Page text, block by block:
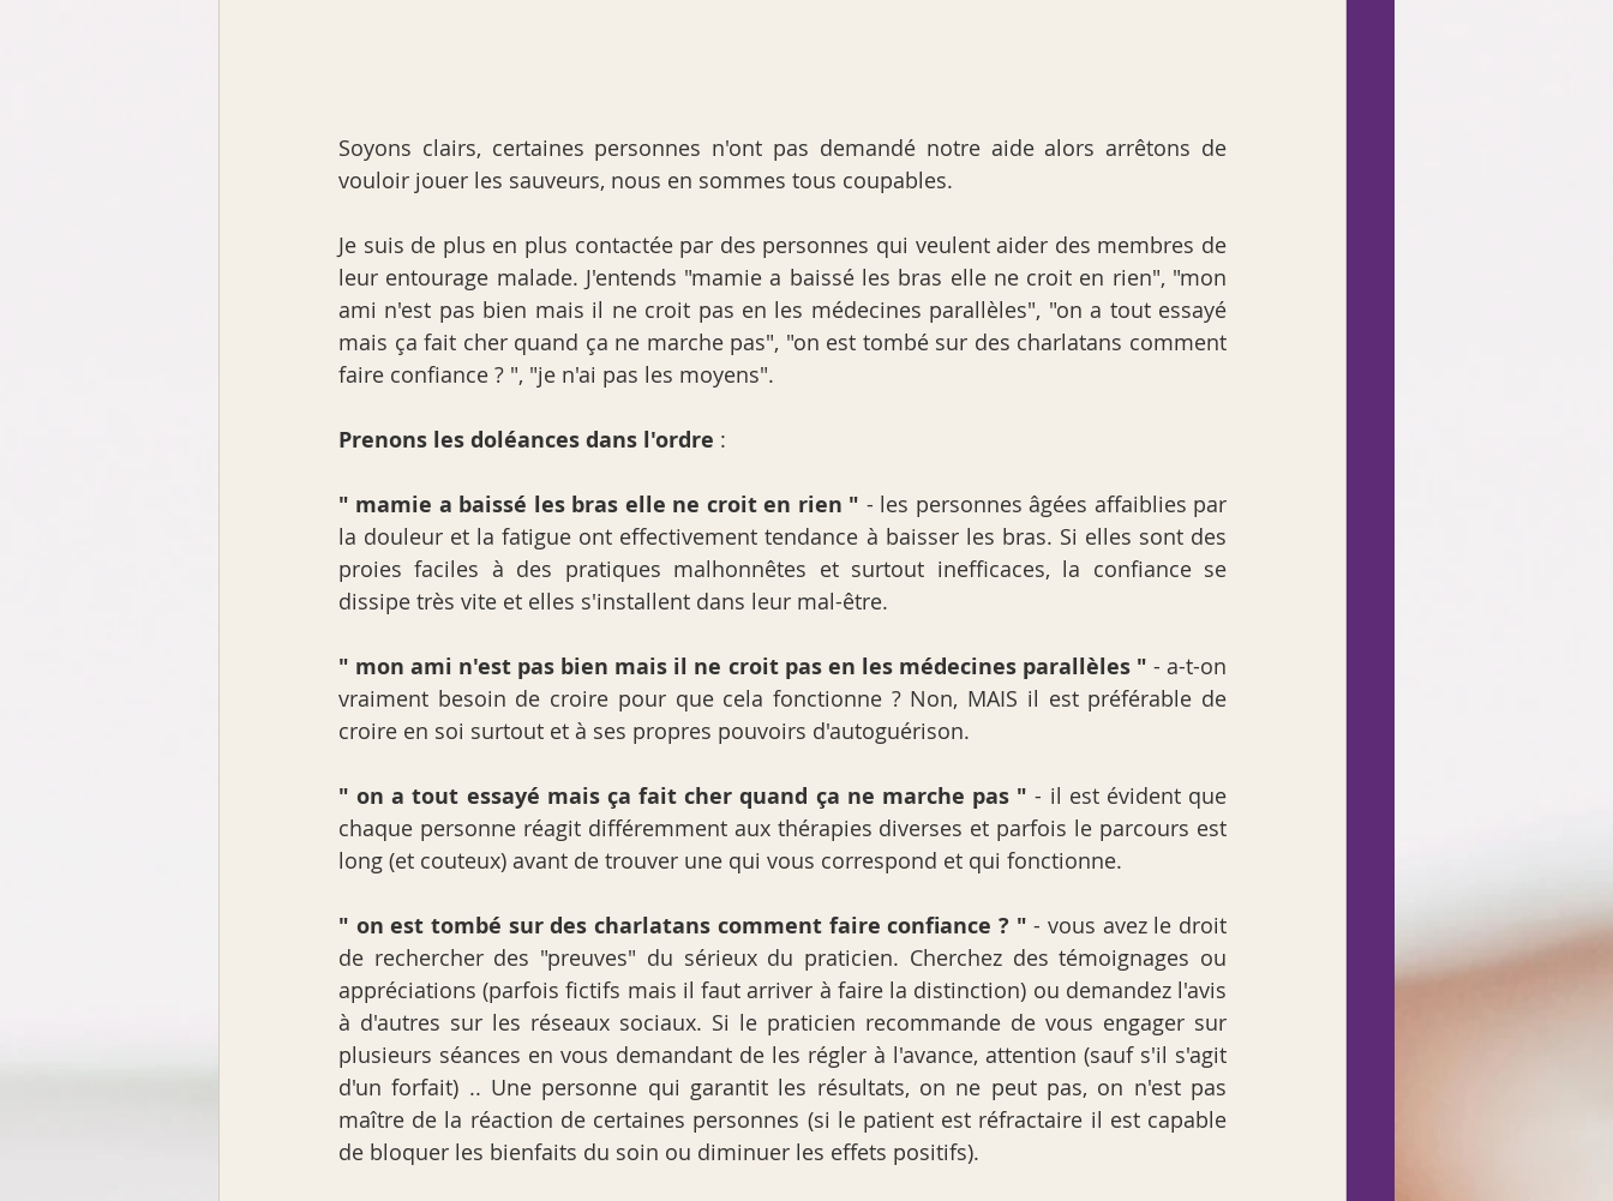
Soyons clairs, certaines personnes n'ont pas demandé notre aide alors arrêtons de
vouloir jouer les sauveurs, nous en sommes tous coupables.
Je suis de plus en plus contactée par des personnes qui veulent aider des membres de
leur entourage malade. J'entends "mamie a baissé les bras elle ne croit en rien", "mon
ami n'est pas bien mais il ne croit pas en les médecines parallèles", "on a tout essayé
mais ça fait cher quand ça ne marche pas", "on est tombé sur des charlatans comment
faire confiance ? ", "je n'ai pas les moyens".
Prenons les doléances dans l'ordre :
" mamie a baissé les bras elle ne croit en rien " - les personnes âgées affaiblies par
la douleur et la fatigue ont effectivement tendance à baisser les bras. Si elles sont des
proies faciles à des pratiques malhonnêtes et surtout inefficaces, la confiance se
dissipe très vite et elles s'installent dans leur mal-être.
" mon ami n'est pas bien mais il ne croit pas en les médecines parallèles " - a-t-on
vraiment besoin de croire pour que cela fonctionne ? Non, MAIS il est préférable de
croire en soi surtout et à ses propres pouvoirs d'autoguérison.
" on a tout essayé mais ça fait cher quand ça ne marche pas " - il est évident que
chaque personne réagit différemment aux thérapies diverses et parfois le parcours est
long (et couteux) avant de trouver une qui vous correspond et qui fonctionne.
" on est tombé sur des charlatans comment faire confiance ? " - vous avez le droit
de rechercher des "preuves" du sérieux du praticien. Cherchez des témoignages ou
appréciations (parfois fictifs mais il faut arriver à faire la distinction) ou demandez l'avis
à d'autres sur les réseaux sociaux. Si le praticien recommande de vous engager sur
plusieurs séances en vous demandant de les régler à l'avance, attention (sauf s'il s'agit
d'un forfait) .. Une personne qui garantit les résultats, on ne peut pas, on n'est pas
maître de la réaction de certaines personnes (si le patient est réfractaire il est capable
de bloquer les bienfaits du soin ou diminuer les effets positifs).